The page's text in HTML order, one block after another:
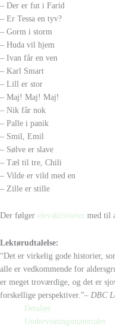
– Der er fut i Farid
– Er Tessa en tyv?
– Gorm i storm
– Huda vil hjem
– Ivan får en ven
– Karl Smart
– Lill er stor
– Maj! Maj! Maj!
– Nik får nok
– Palle i panik
– Smil, Emil
– Sølve er slave
– Tæl til tre, Chili
– Vilde er vild med en
– Zille er stille
Der følger elevaktiviteter med til
Lektørudtalelse:
“Det er virkelig gode historier,
alle er vedkommende for
er meget troværdige, og det er
forskellige perspektiver.”– DBC
Detaljer
Undervisningsmaterialer